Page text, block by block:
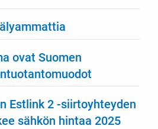
ovat Suomen
Estlink 2 -siirtoyhteyden
sähkön hintaa 2025